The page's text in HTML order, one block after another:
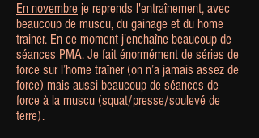
En novembre je reprends l'entraînement, avec
beaucoup de muscu, du gainage et du home
trainer. En ce moment j'enchaîne beaucoup de
séances PMA. Je fait énormément de séries de
force sur l’home traîner (on n’a jamais assez de
force) mais aussi beaucoup de séances de
force à la muscu (squat/presse/soulevé de
terre).